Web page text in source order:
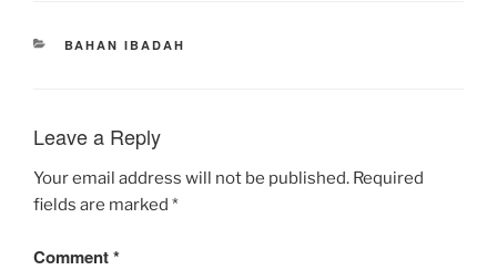
CATEGORIES
BAHAN IBADAH
Leave a Reply
Your email address will not be published. Required
fields are marked *
Comment*